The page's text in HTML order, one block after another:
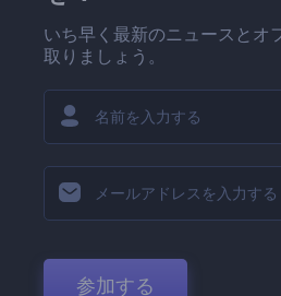
いち早く最新のニュースとオ
取りましょう。
参加する